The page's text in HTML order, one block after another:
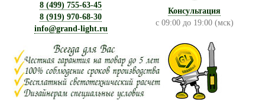
8 (499) 755-63-45
8 (919) 970-68-30
info@grand-light.ru
Консультация
с 09:00 до 19:00 (мск)